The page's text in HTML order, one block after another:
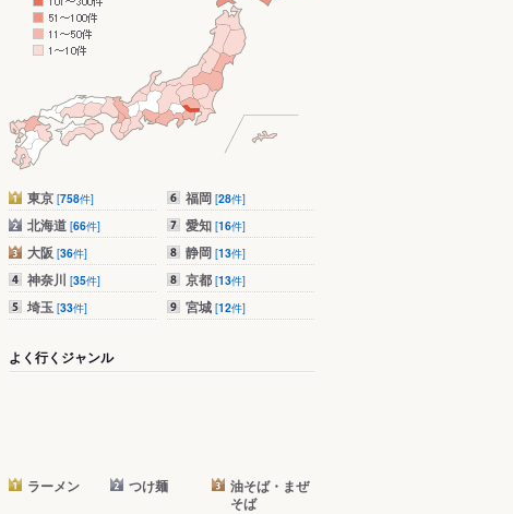
東京 [758件]
北海道 [66件]
大阪 [36件]
神奈川 [35件]
埼玉 [33件]
福岡 [28件]
愛知 [16件]
静岡 [13件]
京都 [13件]
宮城 [12件]
よく行くジャンル
ラーメン つけ麺
油そば・まぜ
そば